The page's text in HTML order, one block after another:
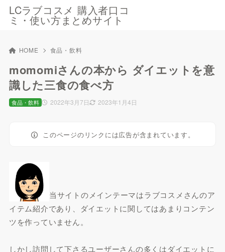
LCラブコスメ 購入者口コ
ミ・使い方まとめサイト
HOME 食品・飲料
momomiさんの本から ダイエットを意
識した三食の食べ方
2022年3月7日 2023年1月4日
食品・飲料
このページのリンクには広告が含まれています。
当サイトのメインテーマはラブコスメさんのア
イテム紹介であり、ダイエットに関してはあまりコンテン
ツを作っていません。
しかし訪問して下さるユーザーさんの多くはダイエットに